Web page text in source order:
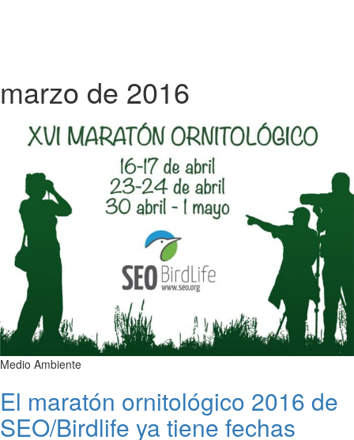
marzo de 2016
Medio Ambiente
El maratón ornitológico 2016 de
SEO/Birdlife ya tiene fechas